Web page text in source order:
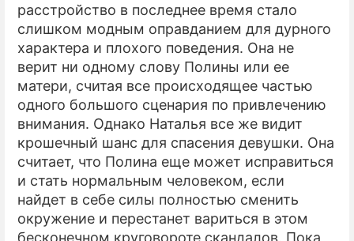
расстройство в последнее время стало
слишком модным оправданием для дурного
характера и плохого поведения. Она не
верит ни одному слову Полины или ее
матери, считая все происходящее частью
одного большого сценария по привлечению
внимания. Однако Наталья все же видит
крошечный шанс для спасения девушки. Она
считает, что Полина еще может исправиться
и стать нормальным человеком, если
найдет в себе силы полностью сменить
окружение и перестанет вариться в этом
бесконечном круговороте скандалов. Пока